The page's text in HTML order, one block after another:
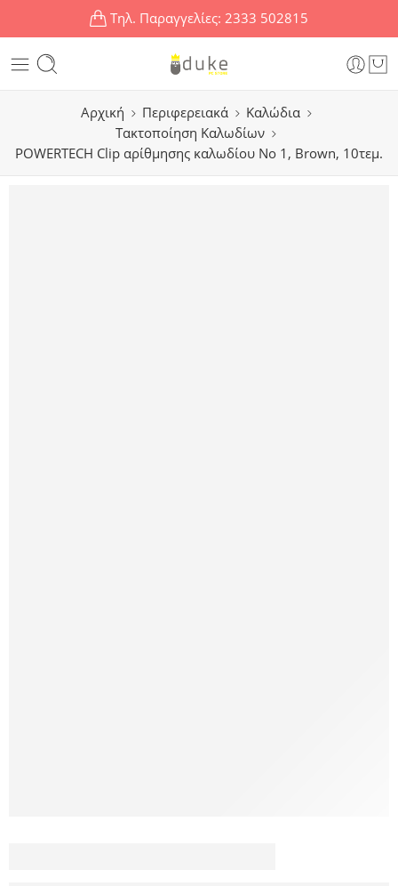
Τηλ. Παραγγελίες: 2333 502815
Αρχική Περιφερειακά
Καλώδια
Τακτοποίηση Καλωδίων
POWERTECH Clip αρίθμησης καλωδίου Νο 1, Brown, 10τεμ.